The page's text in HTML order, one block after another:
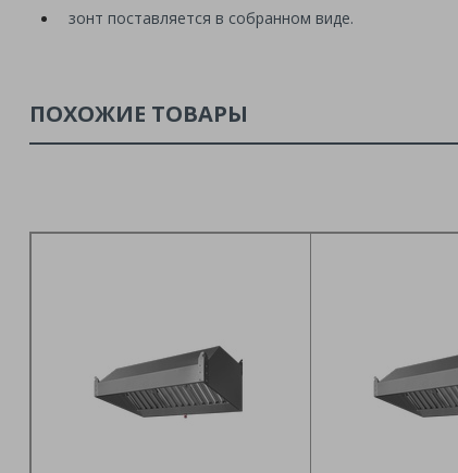
зонт поставляется в собранном виде.
ПОХОЖИЕ ТОВАРЫ